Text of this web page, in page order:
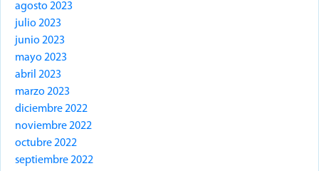
agosto 2023
julio 2023
junio 2023
mayo 2023
abril 2023
marzo 2023
diciembre 2022
noviembre 2022
octubre 2022
septiembre 2022